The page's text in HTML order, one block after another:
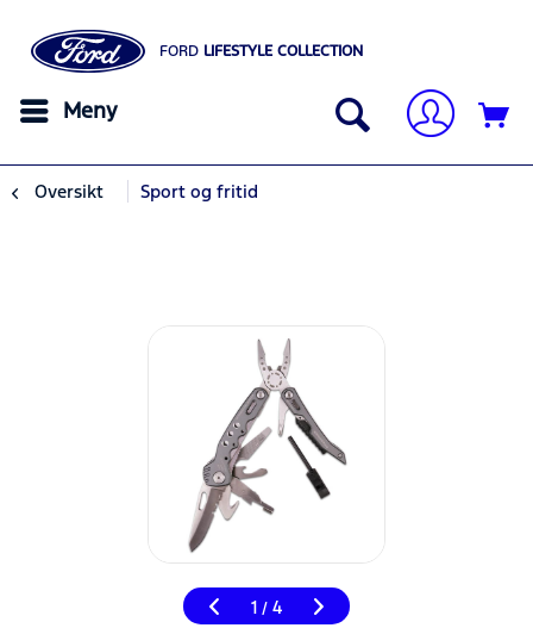
FORD LIFESTYLE COLLECTION
Meny
Oversikt Sport og fritid
1 / 4